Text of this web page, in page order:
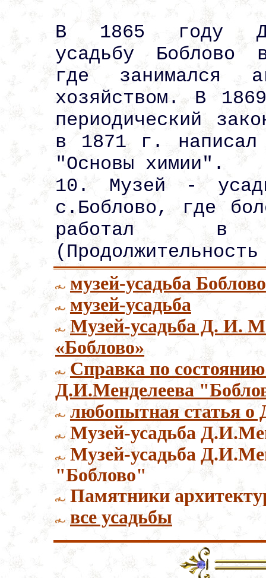
В 1865 году
усадьбу Боблово
где занимался
хозяйством. В
периодический
в 1871 г. написал
"Основы химии".
10. Музей -
с.Боблово, где
работал в
музей-усадьба Боблово
музей-усадьба
Музей-усадьба Д. И.
«Боблово»
Cправка по
Д.И.Менделеева
любопытная статья о
Музей-усадьба
Музей-усадьба
"Боблово"
Памятники
все усадьбы